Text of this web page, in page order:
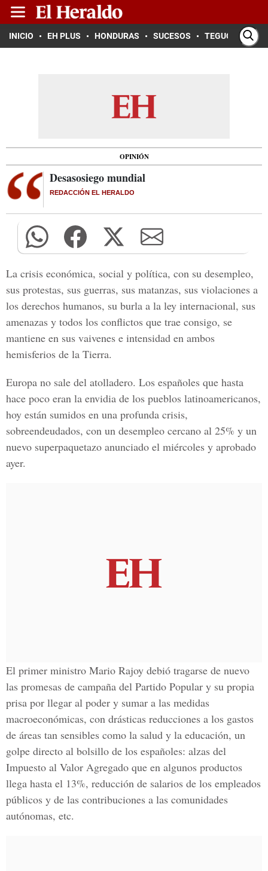
INICIO EH PLUS HONDURAS SUCESOS TEGUCIGALPA
OPINIÓN
Desasosiego mundial
REDACCIÓN EL HERALDO
La crisis económica, social y política, con su desempleo,
sus protestas, sus guerras, sus matanzas, sus violaciones a
los derechos humanos, su burla a la ley internacional, sus
amenazas y todos los conflictos que trae consigo, se
mantiene en sus vaivenes e intensidad en ambos
hemisferios de la Tierra.
Europa no sale del atolladero. Los españoles que hasta
hace poco eran la envidia de los pueblos latinoamericanos,
hoy están sumidos en una profunda crisis,
sobreendeudados, con un desempleo cercano al 25% y un
nuevo superpaquetazo anunciado el miércoles y aprobado
ayer.
El primer ministro Mario Rajoy debió tragarse de nuevo
las promesas de campaña del Partido Popular y su propia
prisa por llegar al poder y sumar a las medidas
macroeconómicas, con drásticas reducciones a los gastos
de áreas tan sensibles como la salud y la educación, un
golpe directo al bolsillo de los españoles: alzas del
Impuesto al Valor Agregado que en algunos productos
llega hasta el 13%, reducción de salarios de los empleados
públicos y de las contribuciones a las comunidades
autónomas, etc.